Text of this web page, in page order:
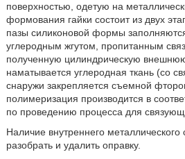
поверхностью, одетую на
формования гайки состоит из двух
пазы силиконовой формы
углеродным жгутом, пропитанным
полученную цилиндрическую
наматывается углеродная ткань (со
снаружи закрепляется съемной
полимеризация производится в
по проведению процесса для
Наличие внутреннего металлического
разобрать и удалить оправку.